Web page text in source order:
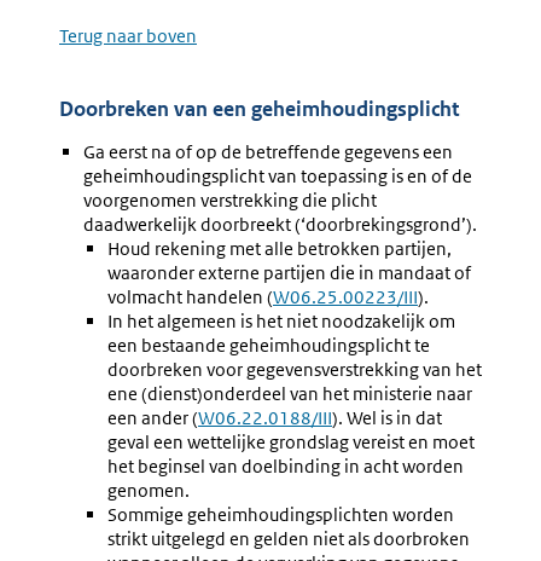
Terug naar boven
Doorbreken van een geheimhoudingsplicht
Ga eerst na of op de betreffende gegevens een
geheimhoudingsplicht van toepassing is en of de
voorgenomen verstrekking die plicht
daadwerkelijk doorbreekt (‘doorbrekingsgrond’).
Houd rekening met alle betrokken partijen,
waaronder externe partijen die in mandaat of
volmacht handelen (Externe
link:
W06.25.00223/III).
In het algemeen is het niet noodzakelijk om
een bestaande geheimhoudingsplicht te
doorbreken voor gegevensverstrekking van het
ene (dienst)onderdeel van het ministerie naar
een ander (Externe
link:
W06.22.0188/III). Wel is in dat
geval een wettelijke grondslag vereist en moet
het beginsel van doelbinding in acht worden
genomen.
Sommige geheimhoudingsplichten worden
strikt uitgelegd en gelden niet als doorbroken